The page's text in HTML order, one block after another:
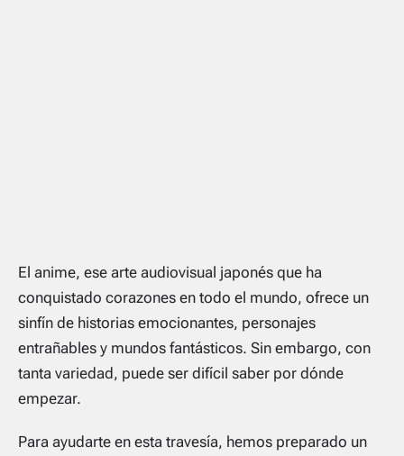
El anime, ese arte audiovisual japonés que ha
conquistado corazones en todo el mundo, ofrece un
sinfín de historias emocionantes, personajes
entrañables y mundos fantásticos. Sin embargo, con
tanta variedad, puede ser difícil saber por dónde
empezar.
Para ayudarte en esta travesía, hemos preparado un